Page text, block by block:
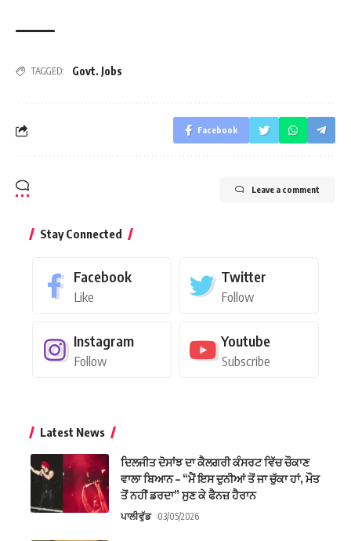
TAGGED: Govt. Jobs
Facebook
Leave a comment
Stay Connected
Facebook
Like
Twitter
Follow
Instagram
Follow
Youtube
Subscribe
Latest News
ਦਿਲਜੀਤ ਦੋਸਾਂਝ ਦਾ ਕੈਲਗਰੀ ਕੰਸਰਟ ਵਿੱਚ ਚੌਕਾਣ
ਵਾਲਾ ਬਿਆਨ – “ਮੈਂ ਇਸ ਦੁਨੀਆਂ ਤੋਂ ਜਾ ਚੁੱਕਾ ਹਾਂ, ਮੌਤ
ਤੋਂ ਨਹੀਂ ਡਰਦਾ” ਸੁਣ ਕੇ ਫੈਨਜ਼ ਹੈਰਾਨ
ਪਾਲੀਵੁੱਡ 03/05/2026